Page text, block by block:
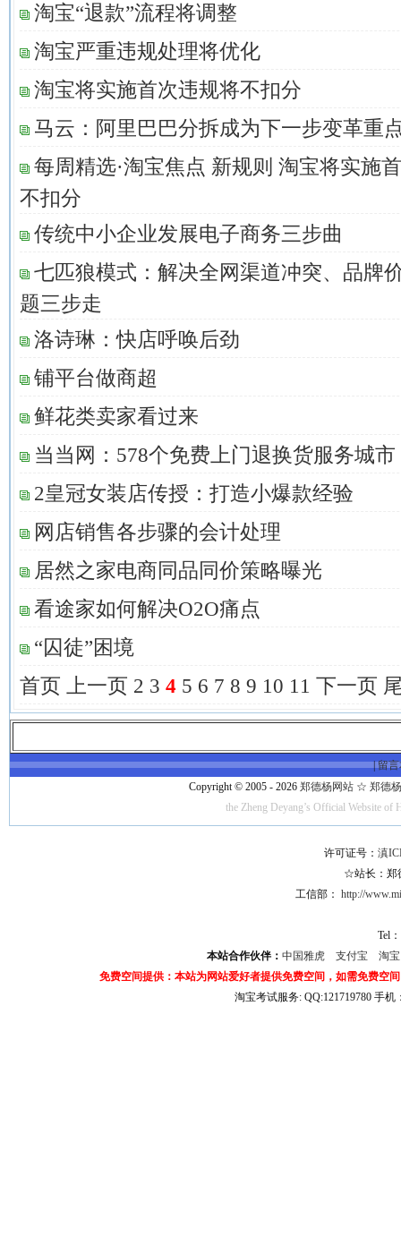
淘宝“退款”流程将调整
淘宝严重违规处理将优化
淘宝将实施首次违规将不扣分
马云：阿里巴巴分拆成为下一步变革重
每周精选·淘宝焦点 新规则 淘宝将实施
不扣分
传统中小企业发展电子商务三步曲
七匹狼模式：解决全网渠道冲突、品牌
题三步走
洛诗琳：快店呼唤后劲
铺平台做商超
鲜花类卖家看过来
当当网：578个免费上门退换货服务城市
2皇冠女装店传授：打造小爆款经验
网店销售各步骤的会计处理
居然之家电商同品同价策略曝光
看途家如何解决O2O痛点
“囚徒”困境
首页
上一页 2 3 4 5 6 7 8 9 10 11 下一页
|留
Copyright © 2005 - 2026 郑德杨网站 ☆ 郑德杨
the Zheng Deyang’s Official Website
许可证号： 滇
☆站长：郑
工信部： http://
Tel
本站合作伙伴： 中国雅虎 支付宝
淘
免费空间提供：本站为网站爱好者提供免费空间，如需免费空
淘宝考试服务: QQ:121719780 手